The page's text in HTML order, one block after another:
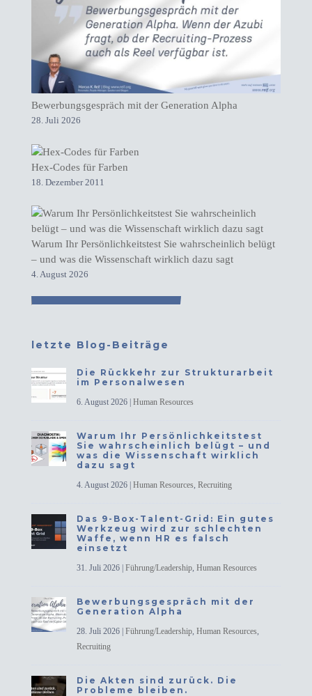
Bewerbungsgespräch mit der Generation Alpha
28. Juli 2026
Hex-Codes für Farben
18. Dezember 2011
Warum Ihr Persönlichkeitstest Sie wahrscheinlich belügt
– und was die Wissenschaft wirklich dazu sagt
4. August 2026
letzte Blog-Beiträge
Die Rückkehr zur Strukturarbeit
im Personalwesen
6. August 2026| Human Resources
Warum Ihr Persönlichkeitstest
Sie wahrscheinlich belügt – und
was die Wissenschaft wirklich
dazu sagt
4. August 2026| Human Resources, Recruiting
Das 9-Box-Talent-Grid: Ein gutes
Werkzeug wird zur schlechten
Waffe, wenn HR es falsch
einsetzt
31. Juli 2026| Führung/Leadership, Human Resources
Bewerbungsgespräch mit der
Generation Alpha
28. Juli 2026| Führung/Leadership, Human Resources,
Recruiting
Die Akten sind zurück. Die
Probleme bleiben.